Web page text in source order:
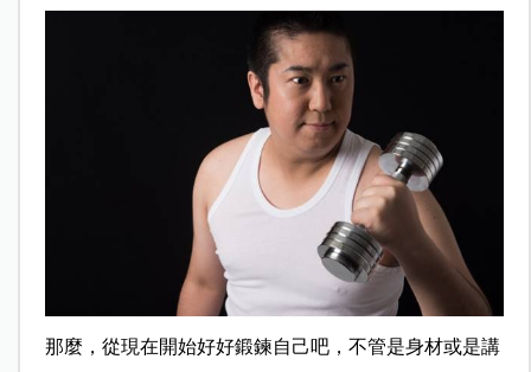
那麼，從現在開始好好鍛鍊自己吧，不管是身材或是講